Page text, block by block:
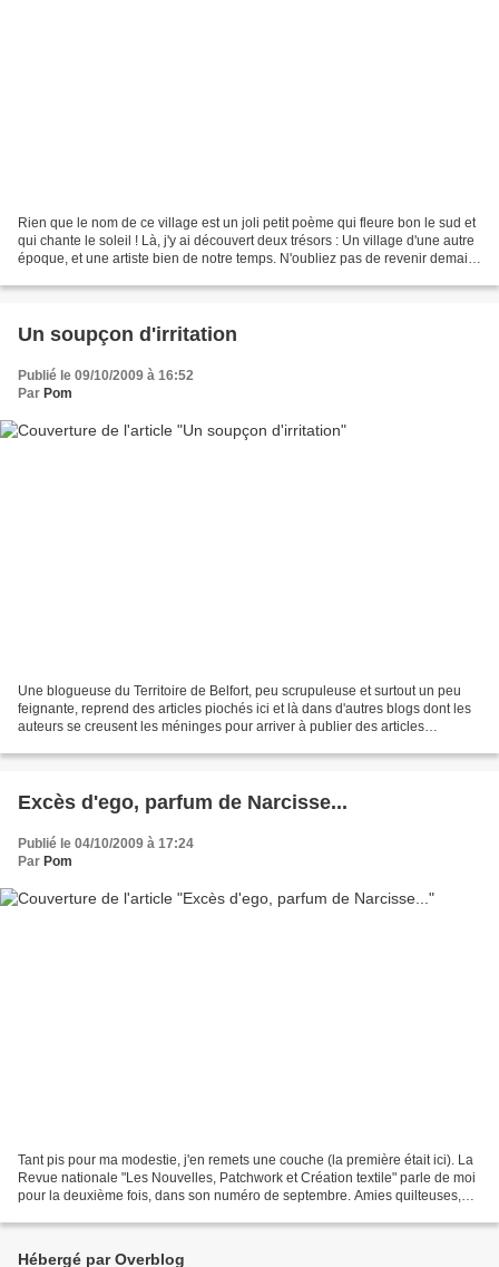
Rien que le nom de ce village est un joli petit poème qui fleure bon le sud et
qui chante le soleil ! Là, j'y ai découvert deux trésors : Un village d'une autre
époque, et une artiste bien de notre temps. N'oubliez pas de revenir demain
Un soupçon d'irritation
Publié le 09/10/2009 à 16:52
Par Pom
Une blogueuse du Territoire de Belfort, peu scrupuleuse et surtout un peu
feignante, reprend des articles piochés ici et là dans d'autres blogs dont les
auteurs se creusent les méninges pour arriver à publier des articles
Excès d'ego, parfum de Narcisse...
Publié le 04/10/2009 à 17:24
Par Pom
Tant pis pour ma modestie, j'en remets une couche (la première était ici). La
Revue nationale "Les Nouvelles, Patchwork et Création textile" parle de moi
pour la deuxième fois, dans son numéro de septembre. Amies quilteuses,
Hébergé par Overblog